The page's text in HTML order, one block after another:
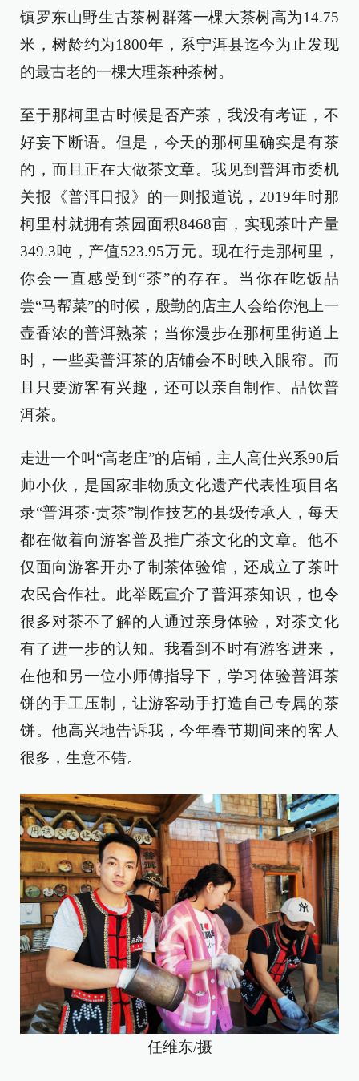
镇罗东山野生古茶树群落一棵大茶树高为14.75
米，树龄约为1800年，系宁洱县迄今为止发现
的最古老的一棵大理茶种茶树。
至于那柯里古时候是否产茶，我没有考证，不
好妄下断语。但是，今天的那柯里确实是有茶
的，而且正在大做茶文章。我见到普洱市委机
关报《普洱日报》的一则报道说，2019年时那
柯里村就拥有茶园面积8468亩，实现茶叶产量
349.3吨，产值523.95万元。现在行走那柯里，
你会一直感受到“茶”的存在。当你在吃饭品
尝“马帮菜”的时候，殷勤的店主人会给你泡上一
壶香浓的普洱熟茶；当你漫步在那柯里街道上
时，一些卖普洱茶的店铺会不时映入眼帘。而
且只要游客有兴趣，还可以亲自制作、品饮普
洱茶。
走进一个叫“高老庄”的店铺，主人高仕兴系90后
帅小伙，是国家非物质文化遗产代表性项目名
录“普洱茶·贡茶”制作技艺的县级传承人，每天
都在做着向游客普及推广茶文化的文章。他不
仅面向游客开办了制茶体验馆，还成立了茶叶
农民合作社。此举既宣介了普洱茶知识，也令
很多对茶不了解的人通过亲身体验，对茶文化
有了进一步的认知。我看到不时有游客进来，
在他和另一位小师傅指导下，学习体验普洱茶
饼的手工压制，让游客动手打造自己专属的茶
饼。他高兴地告诉我，今年春节期间来的客人
很多，生意不错。
任维东/摄